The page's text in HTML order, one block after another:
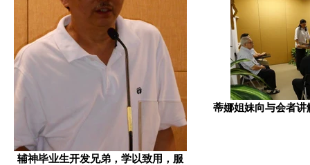
辅神毕业生开发兄弟，学以致用，服
蒂娜姐妹向与会者